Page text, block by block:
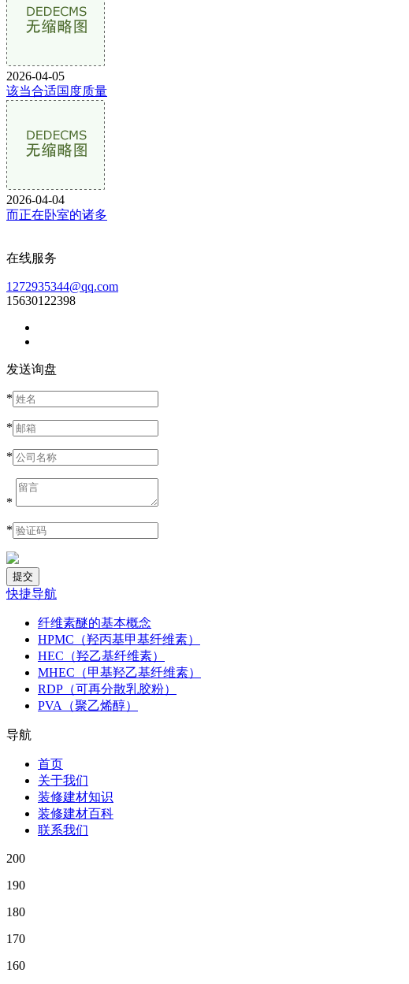
2026-04-05
该当合适国度质量
2026-04-04
而正在卧室的诸多
在线服务
1272935344@qq.com
15630122398
发送询盘
*
*
*
*
*
快捷导航
纤维素醚的基本概念
HPMC（羟丙基甲基纤维素）
HEC（羟乙基纤维素）
MHEC（甲基羟乙基纤维素）
RDP（可再分散乳胶粉）
PVA（聚乙烯醇）
导航
首页
关于我们
装修建材知识
装修建材百科
联系我们
200
190
180
170
160